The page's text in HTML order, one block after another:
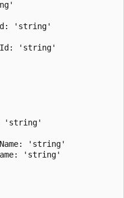
'string'
'string'
'string'
'string'
'string'